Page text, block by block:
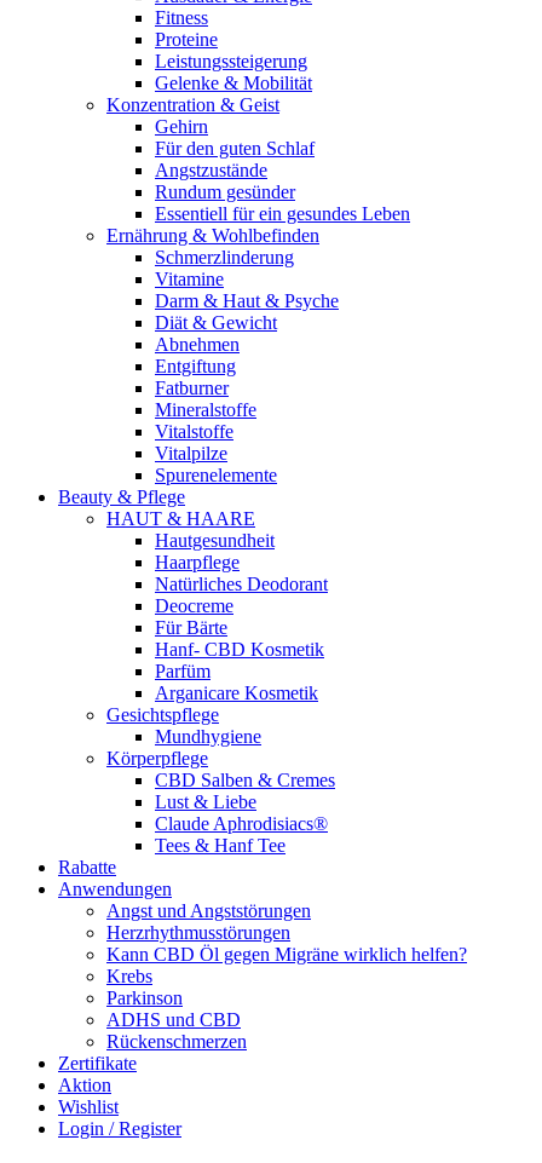
Fitness
Proteine
Leistungssteigerung
Gelenke & Mobilität
Konzentration & Geist
Gehirn
Für den guten Schlaf
Angstzustände
Rundum gesünder
Essentiell für ein gesundes Leben
Ernährung & Wohlbefinden
Schmerzlinderung
Vitamine
Darm & Haut & Psyche
Diät & Gewicht
Abnehmen
Entgiftung
Fatburner
Mineralstoffe
Vitalstoffe
Vitalpilze
Spurenelemente
Beauty & Pflege
HAUT & HAARE
Hautgesundheit
Haarpflege
Natürliches Deodorant
Deocreme
Für Bärte
Hanf- CBD Kosmetik
Parfüm
Arganicare Kosmetik
Gesichtspflege
Mundhygiene
Körperpflege
CBD Salben & Cremes
Lust & Liebe
Claude Aphrodisiacs®
Tees & Hanf Tee
Rabatte
Anwendungen
Angst und Angststörungen
Herzrhythmusstörungen
Kann CBD Öl gegen Migräne wirklich helfen?
Krebs
Parkinson
ADHS und CBD
Rückenschmerzen
Zertifikate
Aktion
Wishlist
Login / Register